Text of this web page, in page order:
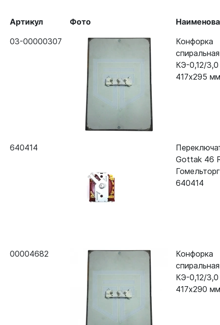
Артикул Фото
03-00000307
Конфорка
спиральная
КЭ-0,12/3,0
417х295
640414
Gottak 46
640414
00004682
Конфорка
спиральная
КЭ-0,12/3,0
417х290